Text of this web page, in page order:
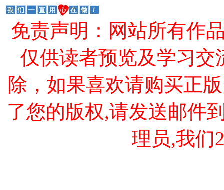
免责声明：网站所有作
仅供读者预览及学习交
除，如果喜欢请购买正
了您的版权,请发送邮件
理员,我们